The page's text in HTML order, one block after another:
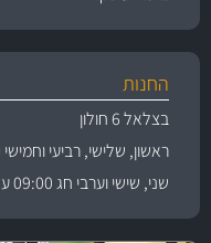
החנות
בצלאל 6 חולון
ראשון, שלישי, רביעי וחמישי 09:00 עד 18:00
שני, שישי וערבי חג 09:00 עד 15:00